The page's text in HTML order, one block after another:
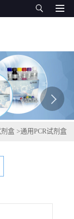
剂盒 >通用PCR试剂盒